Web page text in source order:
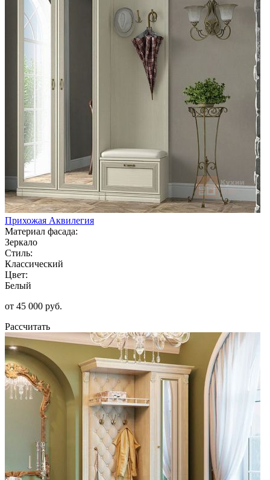
Прихожая Аквилегия
Материал фасада:
Зеркало
Стиль:
Классический
Цвет:
Белый
от 45 000 руб.
Рассчитать